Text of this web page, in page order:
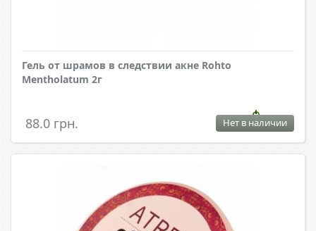
Гель от шрамов в следствии акне Rohto
Mentholatum 2г
88.0 грн. Нет в наличии